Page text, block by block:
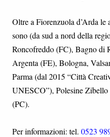
Oltre a Fiorenzuola d’Arda le
sono (da sud a nord della
Roncofreddo (FC), Bagno di
Argenta (FE), Bologna,
Parma (dal 2015 “Città
UNESCO”), Polesine
(PC).
Per informazioni: tel. 0523